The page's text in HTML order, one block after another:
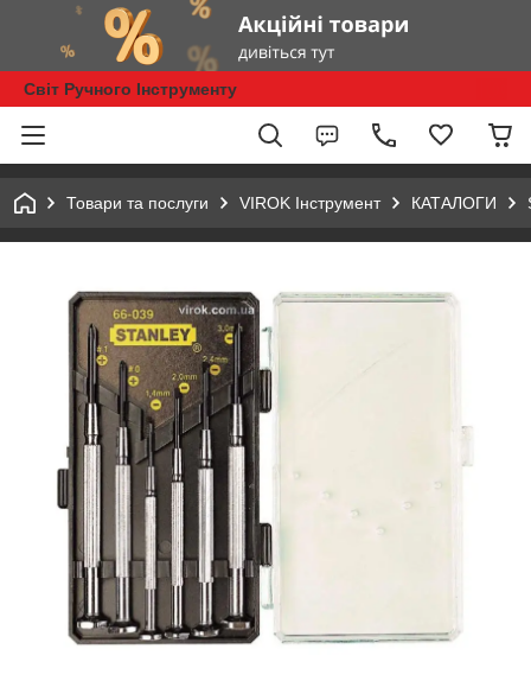
Світ Ручного Інструменту
Товари та послуги VIROK Інструмент КАТАЛОГИ